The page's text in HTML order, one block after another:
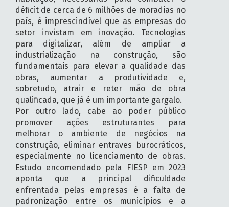
déficit de cerca de 6 milhões de moradias no
país, é imprescindível que as empresas do
setor invistam em inovação. Tecnologias
para digitalizar, além de ampliar a
industrialização na construção, são
fundamentais para elevar a qualidade das
obras, aumentar a produtividade e,
sobretudo, atrair e reter mão de obra
qualificada, que já é um importante gargalo.
Por outro lado, cabe ao poder público
promover ações estruturantes para
melhorar o ambiente de negócios na
construção, eliminar entraves burocráticos,
especialmente no licenciamento de obras.
Estudo encomendado pela FIESP em 2023
aponta que a principal dificuldade
enfrentada pelas empresas é a falta de
padronização entre os municípios e a